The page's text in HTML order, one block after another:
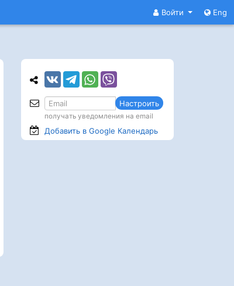
Войти Eng
Настроить
получать уведомления на email
Добавить в Google Календарь